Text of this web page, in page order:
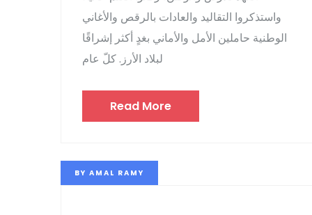
واستذكروا التقاليد والعادات بالرقص والأغاني
الوطنية حاملين الأمل والأماني بغدٍ أكثر إشراقًا
لبلاد الأرز. كلّ عام
Read More
BY AMAL RAMY